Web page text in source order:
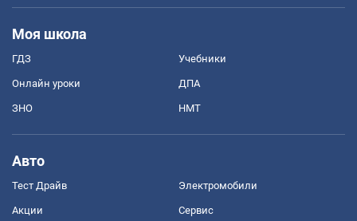
Моя школа
ГДЗ Учебники
Онлайн уроки ДПА
ЗНО НМТ
Авто
Тест Драйв Электромобили
Акции Сервис